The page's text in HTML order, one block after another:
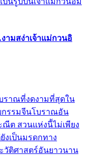
ามสง่าเจ้าแม่กวนอิ
ราณที่งดงามที่สุดใน
กรรมจีนโบราณอัน
ณีต สวนแห่งนี้ไม่เพียง
งเป็นมรดกทาง
ติศาสตร์อันยาวนาน